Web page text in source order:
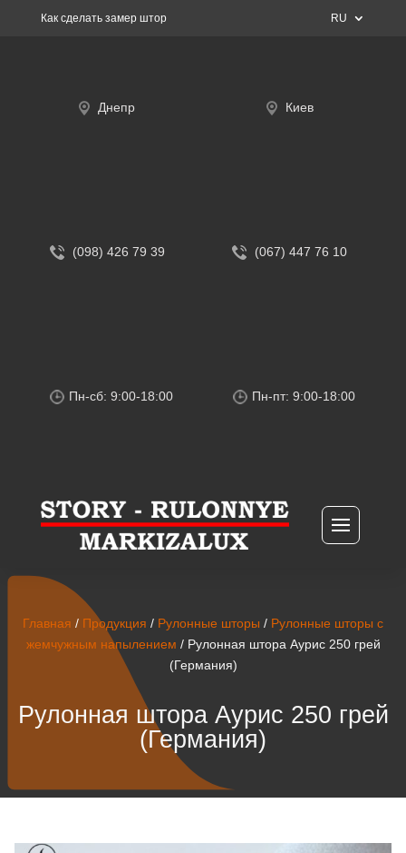
Как сделать замер штор RU
Днепр
(098) 426 79 39
Пн-сб: 9:00-18:00
Киев
(067) 447 76 10
Пн-пт: 9:00-18:00
Главная / Продукция / Рулонные шторы / Рулонные шторы с
жемчужным напылением / Рулонная штора Аурис 250 грей
(Германия)
Рулонная штора Аурис 250 грей
(Германия)